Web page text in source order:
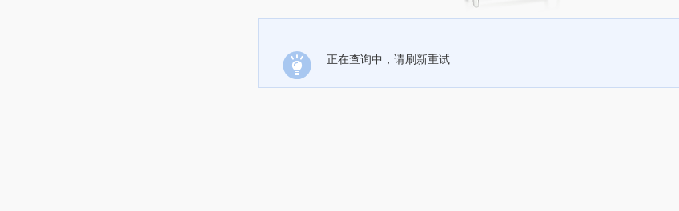
正在查询中，请刷新重试